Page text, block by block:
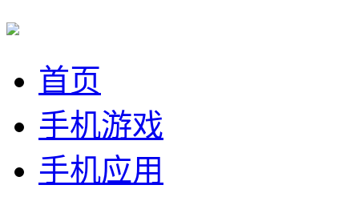
首页
手机游戏
手机应用